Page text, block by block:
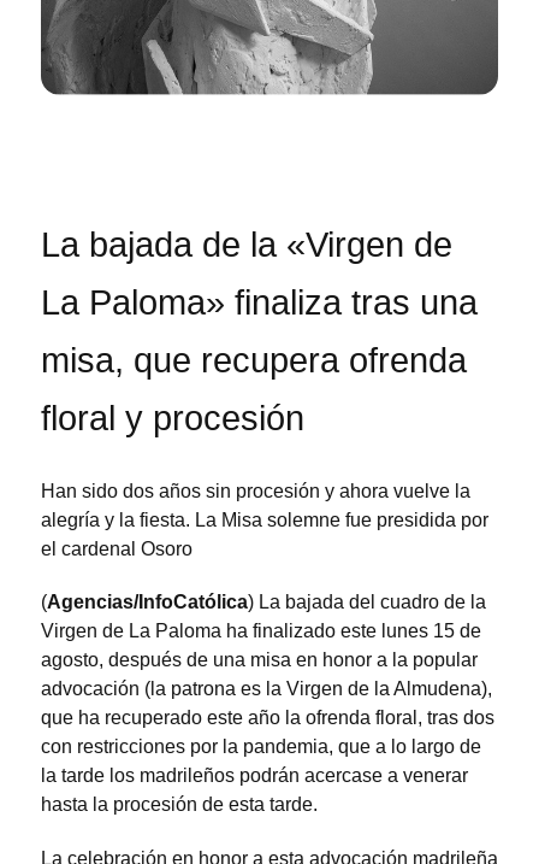
La bajada de la «Virgen de
La Paloma» finaliza tras una
misa, que recupera ofrenda
floral y procesión
Han sido dos años sin procesión y ahora vuelve la
alegría y la fiesta. La Misa solemne fue presidida por
el cardenal Osoro
(Agencias/InfoCatólica) La bajada del cuadro de la
Virgen de La Paloma ha finalizado este lunes 15 de
agosto, después de una misa en honor a la popular
advocación (la patrona es la Virgen de la Almudena),
que ha recuperado este año la ofrenda floral, tras dos
con restricciones por la pandemia, que a lo largo de
la tarde los madrileños podrán acercase a venerar
hasta la procesión de esta tarde.
La celebración en honor a esta advocación madrileña